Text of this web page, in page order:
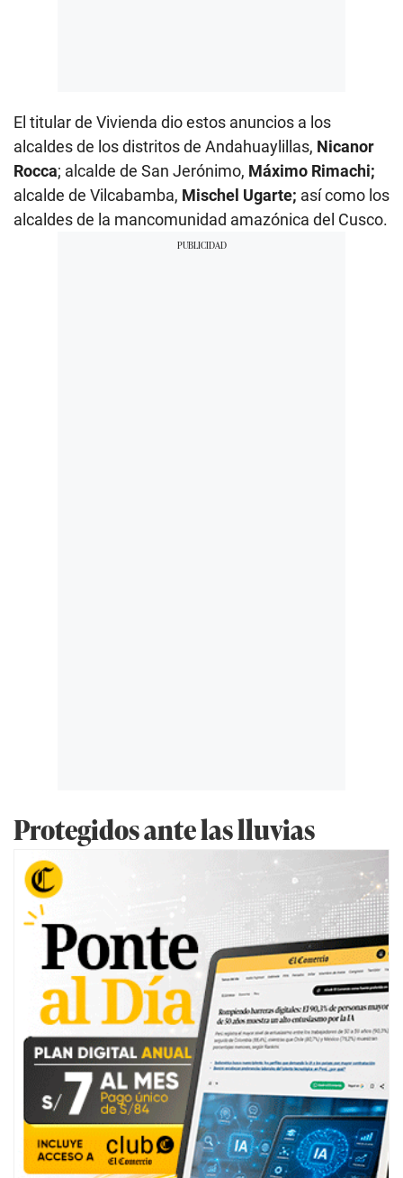
El titular de Vivienda dio estos anuncios a los
alcaldes de los distritos de Andahuaylillas, Nicanor
Rocca; alcalde de San Jerónimo, Máximo Rimachi;
alcalde de Vilcabamba, Mischel Ugarte; así como los
alcaldes de la mancomunidad amazónica del Cusco.
Protegidos ante las lluvias